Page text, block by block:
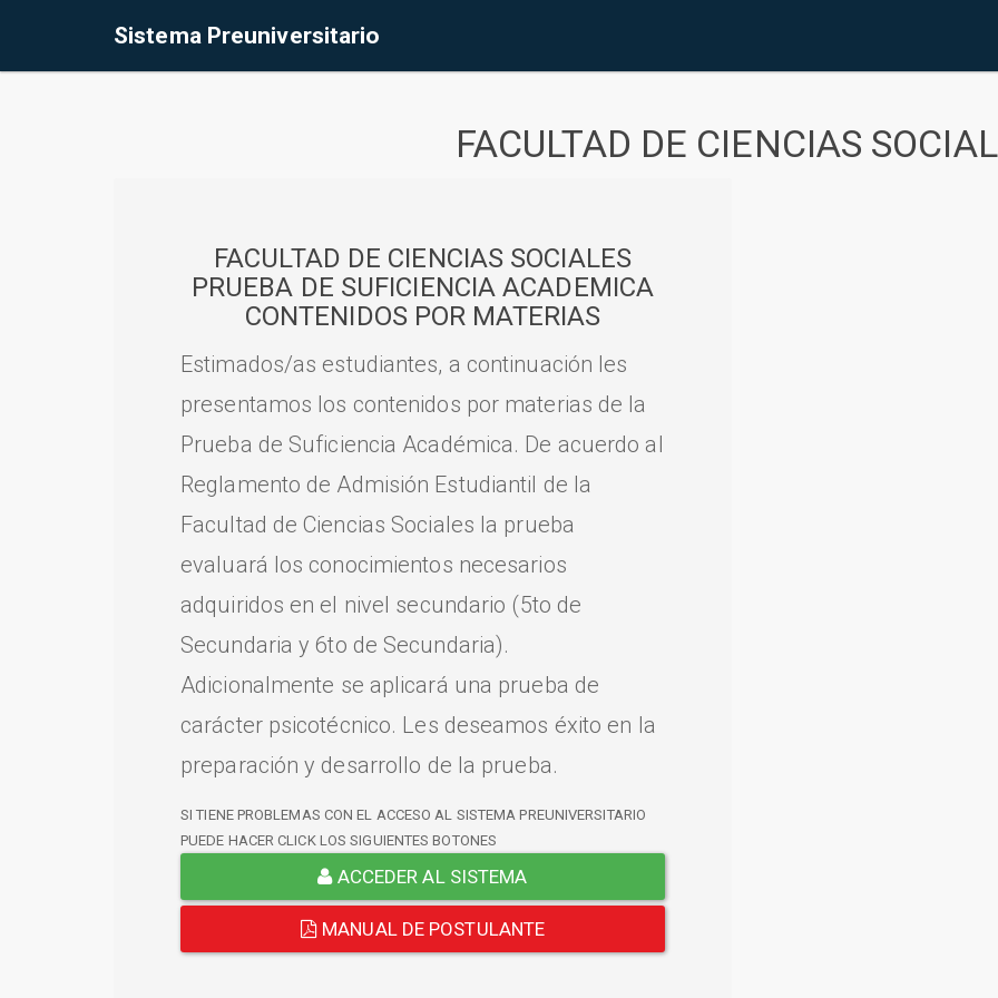
Sistema Preuniversitario
FACULTAD DE CIENCIAS
FACULTAD DE CIENCIAS SOCIALES
PRUEBA DE SUFICIENCIA ACADEMICA
CONTENIDOS POR MATERIAS
Estimados/as estudiantes, a continuación les
presentamos los contenidos por materias de la
Prueba de Suficiencia Académica. De acuerdo al
Reglamento de Admisión Estudiantil de la
Facultad de Ciencias Sociales la prueba
evaluará los conocimientos necesarios
adquiridos en el nivel secundario (5to de
Secundaria y 6to de Secundaria).
Adicionalmente se aplicará una prueba de
carácter psicotécnico. Les deseamos éxito en la
preparación y desarrollo de la prueba.
SI TIENE PROBLEMAS CON EL ACCESO AL SISTEMA PREUNIVERSITARIO
PUEDE HACER CLICK LOS SIGUIENTES BOTONES
ACCEDER AL SISTEMA
MANUAL DE POSTULANTE